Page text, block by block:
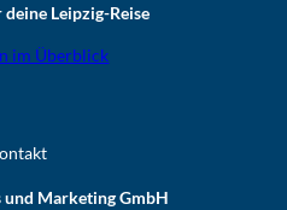
Leipzig-Reise
im Überblick
und Marketing GmbH